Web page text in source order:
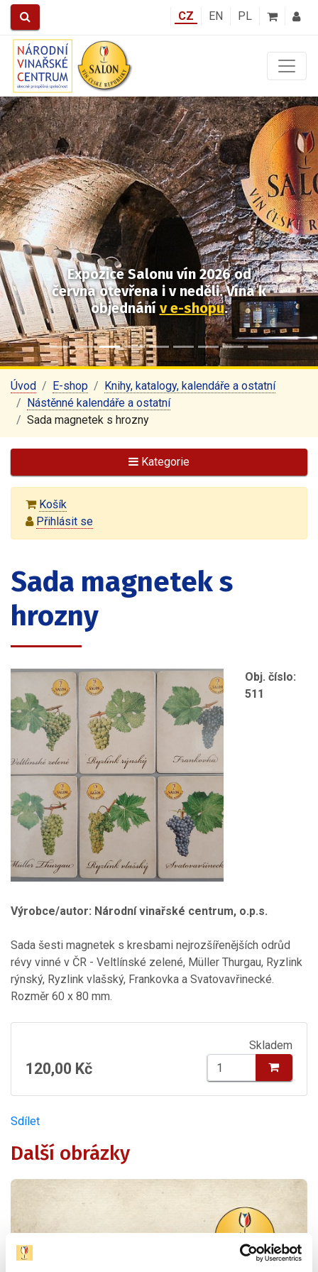
CZ EN PL
Expozice Salonu vín 2026od
června otevřena i v neděli.Vína k
objednání v e-shopu.
Předchozí Další
Úvod E-shop
Knihy, katalogy, kalendáře a ostatní
Nástěnné kalendáře a ostatní
Sada magnetek s hrozny
Kategorie
Košík
Přihlásit se
Sada magnetek s
hrozny
Obj. číslo:
511
Výrobce/autor: Národní vinařské centrum, o.p.s.
Sada šesti magnetek s kresbami nejrozšířenějších odrůd
révy vinné v ČR - Veltlínské zelené, Müller Thurgau, Ryzlink
rýnský, Ryzlink vlašský, Frankovka a Svatovavřinecké.
Rozměr 60 x 80 mm.
Skladem
120,00 Kč
Sdílet
Další obrázky